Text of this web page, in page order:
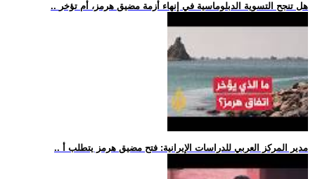
.. هل تنجح التسوية الدبلوماسية في إنهاء أزمة مضيق هرمز، أم تؤخر
.. مدير المركز العربي للدراسات الإيرانية: فتح مضيق هرمز يتطلب أ